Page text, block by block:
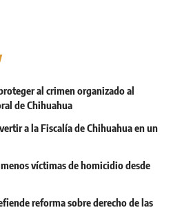
al crimen organizado al
de Chihuahua
a la Fiscalía de Chihuahua en un
víctimas de homicidio desde
reforma sobre derecho de las